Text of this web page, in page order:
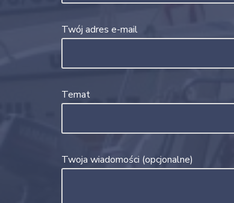
Twój adres e-mail
Temat
Twoja wiadomości (opcjonalne)